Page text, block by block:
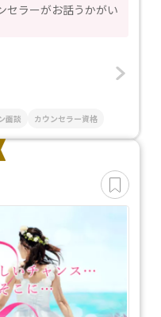
セラーがお話うかがい
面談 カウンセラー資格